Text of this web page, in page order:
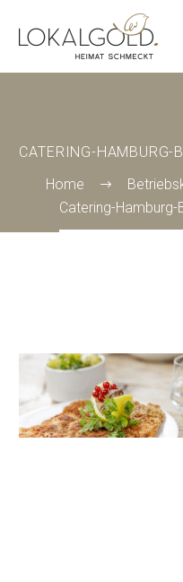
CATERING-
Home
Catering-